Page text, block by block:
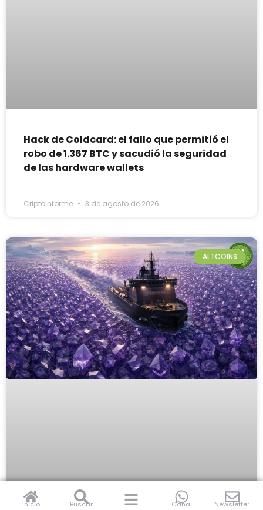
Inicio Buscar Canal Newsletter
Hack de Coldcard: el fallo que permitió el
robo de 1.367 BTC y sacudió la seguridad
de las hardware wallets
Criptoinforme 3 de agosto de 2026
ALTCOINS